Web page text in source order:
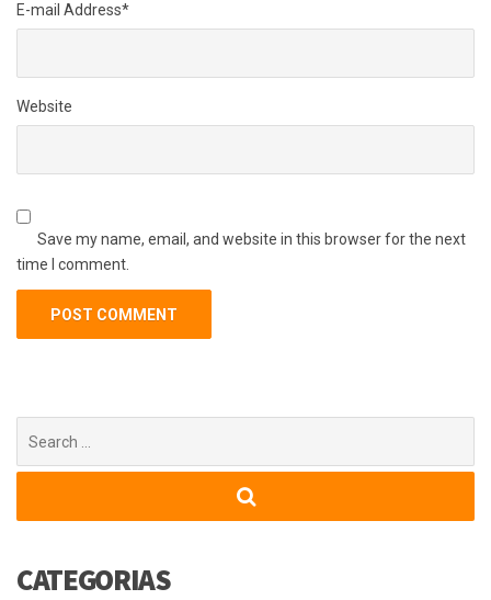
E-mail Address*
Website
Save my name, email, and website in this browser for the next
time I comment.
for:
CATEGORIAS